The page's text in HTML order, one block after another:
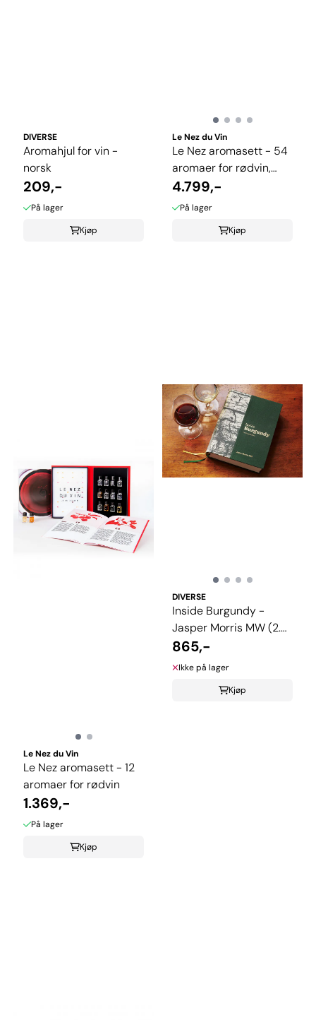
DIVERSE
Aromahjul for vin -
norsk
209,-
På lager
Kjøp
Le Nez du Vin
Le Nez aromasett - 54
aromaer for rødvin,
hvitvin og musserende
4.799,-
På lager
Kjøp
Le Nez du Vin
Le Nez aromasett - 12
aromaer for rødvin
1.369,-
På lager
Kjøp
DIVERSE
Inside Burgundy -
Jasper Morris MW (2.
edition)
865,-
Ikke på lager
Kjøp